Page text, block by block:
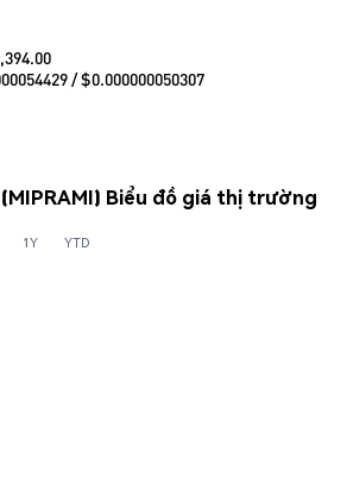
/ $0.000000050307
Biểu đồ giá thị trường
1Y YTD